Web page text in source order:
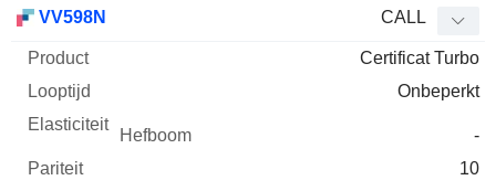
VV598N CALL
Certificat Turbo
Onbeperkt
-
10